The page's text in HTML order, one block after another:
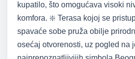
kupatilo, što omogućava visoki
komfora. ❇️ Terasa kojoj se
spavaće sobe pruža obilje
osećaj otvorenosti, uz pogled na